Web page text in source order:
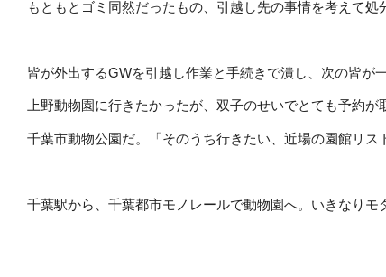
もともとゴミ同然だったもの、引越し先の事情を考えて
皆が外出するGWを引越し作業と手続きで潰し、次の皆が
上野動物園に行きたかったが、双子のせいでとても予約
千葉市動物公園だ。「そのうち行きたい、近場の園館リス
千葉駅から、千葉都市モノレールで動物園へ。いきなり